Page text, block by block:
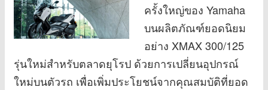
ครั้งใหญ่ของ Yamaha
บนผลิตภัณฑ์ยอดนิยม
อย่าง XMAX 300/125
รุ่นใหม่สำหรับตลาดยุโรป ด้วยการเปลี่ยนอุปกรณ์
ใหม่บนตัวรถ เพื่อเพิ่มประโยชน์จากคุณสมบัติที่ยอด